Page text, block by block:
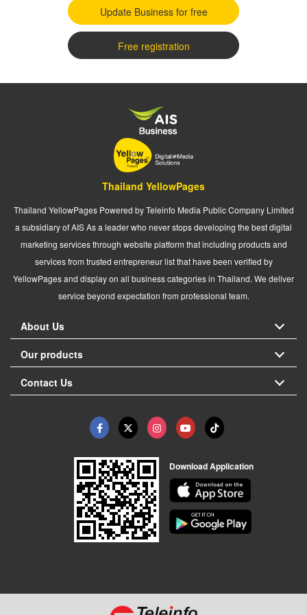
Update Business for free
Free registration
Thailand YellowPages
Thailand YellowPages Powered by Teleinfo Media Public Company Limited
a subsidiary of AIS As a leader who never stops developing the best digital
marketing services through website platform that including products and
services from trusted entrepreneur list that have been verified by
YellowPages and display on all business categories in Thailand. We deliver
service beyond expectation from professional team.
About Us
Our products
Contact Us
Download Application